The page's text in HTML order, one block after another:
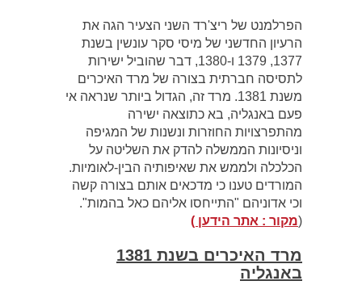
הפרלמנט של ריצ'רד השני הצעיר הגה את
הרעיון החדשני של מיסי סקר עונשין בשנת
1377, 1379 ו-1380, דבר שהוביל ישירות
לתסיסה חברתית בצורה של מרד האיכרים
משנת 1381. מרד זה, הגדול ביותר שנראה אי
פעם באנגליה, בא כתוצאה ישירה
מהתפרצויות החוזרות ונשנות של המגיפה
וניסיונות הממשלה להדק את השליטה על
הכלכלה ולממש את שאיפותיה הבין-לאומיות.
המורדים טענו כי מדכאים אותם בצורה קשה
וכי אדוניהם "התייחסו אליהם כאל בהמות".
מקור : אתר הידען )
מרד האיכרים בשנת 1381
באנגליה